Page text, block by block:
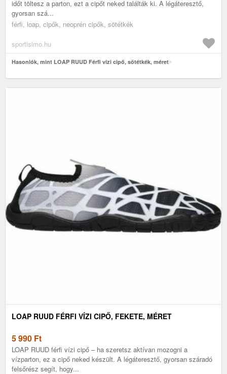
időt töltesz a parton, ezt a cipőt neked találták ki. A légáteresztő,
gyorsan szá...
férfi, loap, cipők, neoprén cipők, sötétkék
sportisimo.hu
Hasonlók, mint LOAP RUUD Férfi vízi cipő, sötétkék, méret
LOAP RUUD FÉRFI VÍZI CIPŐ, FEKETE, MÉRET
5 990 Ft
LOAP RUUD férfi vízi cipő – ha szeretsz aktívan mozogni a
vízparton, ez a cipő neked készült. A légáteresztő, gyorsan száradó
felsőrész segít, hogy...